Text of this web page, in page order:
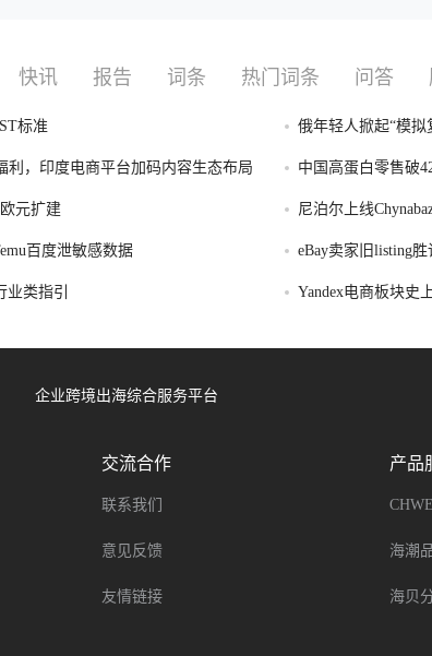
快讯 报告 词条 热门词条 问答
标准 俄年轻人掀起“模拟
利，印度电商平台加码内容生态布局 中国高蛋白零售破
元扩建 尼泊尔上线
百度泄敏感数据
eBay卖家旧listing
类指引
Yandex电商板块史
企业跨境出海综合服务平台
交流合作
联系我们
意见反馈
友情链接
产品
海潮
海贝